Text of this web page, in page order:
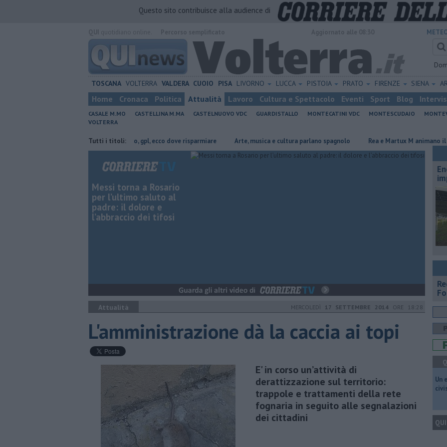
Questo sito contribuisce alla audience di
TOSCANA VOLTERRA VALDERA CUOIO PISA LIVORNO LUCCA PISTOIA PRATO FIRENZE SIENA
Home Cronaca Politica Attualità Lavoro Cultura e Spettacolo Eventi Sport Blog
CASALE M.MO CASTELLINA M.MA CASTELNUOVO VDC GUARDISTALLO MONTECATINI VDC MONTESCUDAIO
VOLTERRA
Tutti i titoli:
​Benzina, gasolio, gpl, ecco dove risparmiare Arte, musica e cultura parlano spagnolo Rea e Martux M animano il Grey
Messi torna a Rosario
per l’ultimo saluto al
padre: il dolore e
l’abbraccio dei tifosi
Attualità MERCOLEDÌ 17 SETTEMBRE 2014 ORE 18:28
L'amministrazione dà la caccia ai topi
E' in corso un’attività di
derattizzazione sul territorio:
trappole e trattamenti della rete
fognaria in seguito alle segnalazioni
dei cittadini
​Un
QUI